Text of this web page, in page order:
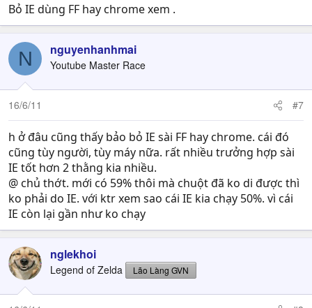
Bỏ IE dùng FF hay chrome xem .
N nguyenhanhmai
Youtube Master Race
16/6/11 #7
h ở đâu cũng thấy bảo bỏ IE sài FF hay chrome. cái đó
cũng tùy người, tùy máy nữa. rất nhiều trưởng hợp sài
IE tốt hơn 2 thằng kia nhiều.
@ chủ thớt. mới có 59% thôi mà chuột đã ko di được thì
ko phải do IE. với ktr xem sao cái IE kia chạy 50%. vì cái
IE còn lại gần như ko chạy
nglekhoi
Legend of Zelda Lão Làng GVN